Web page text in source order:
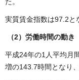
実質賃金指数は97.2と
（2）労働時間の動き
平成24年の1人平均月
増の143.7時間となり